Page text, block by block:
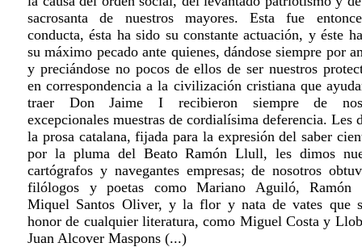
sacrosanta de nuestros mayores. Esta fue
conducta, ésta ha sido su constante actuación, y éste
su máximo pecado ante quienes, dándose siempre por
y preciándose no pocos de ellos de ser nuestros
en correspondencia a la civilización cristiana que
traer Don Jaime I recibieron siempre de
excepcionales muestras de cordialísima deferencia. Les
la prosa catalana, fijada para la expresión del saber
por la pluma del Beato Ramón Llull, les dimos
cartógrafos y navegantes empresas; de nosotros
filólogos y poetas como Mariano Aguiló, Ramón
Miquel Santos Oliver, y la flor y nata de vates que
honor de cualquier literatura, como Miguel Costa y
Juan Alcover Maspons (...)